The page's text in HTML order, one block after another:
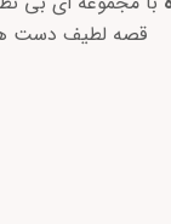
قصه لطیف دست